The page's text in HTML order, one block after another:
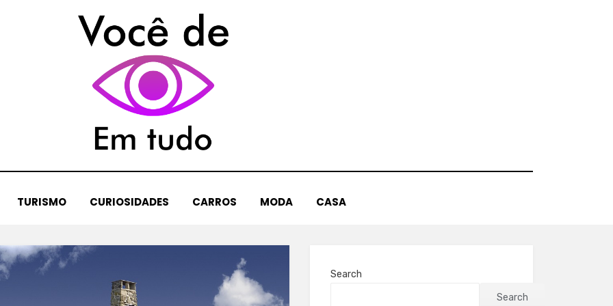
TURISMO CURIOSIDADES CARROS MODA CASA
Search
Search